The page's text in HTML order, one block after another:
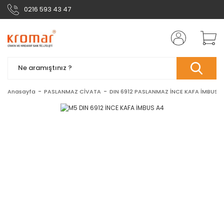
0216 593 43 47
Anasayfa PASLANMAZ CİVATA DIN 6912 PASLANMAZ İNCE KAFA İMBUS